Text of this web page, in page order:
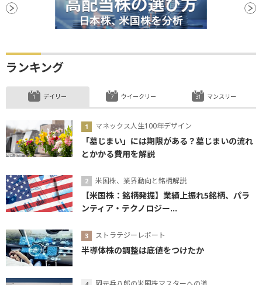
ランキング
デイリー
マネックス人生100年デザイン
「墓じまい」には期限がある？墓じまいの流れ
とかかる費用を解説
米国株、業界動向と銘柄解説
【米国株：銘柄発掘】業績上振れ5銘柄、パラ
ンティア・テクノロジー...
ストラテジーレポート
半導体株の調整は底値をつけたか
ウイークリー マンスリー